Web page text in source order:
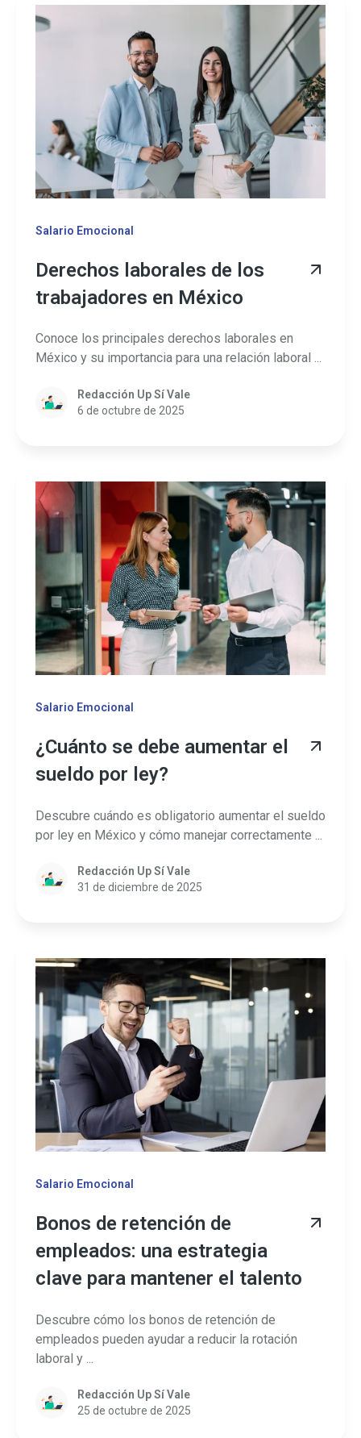
Salario Emocional
Derechos laborales de los
trabajadores en México
Conoce los principales derechos laborales en
México y su importancia para una relación laboral ...
Redacción Up Sí Vale
6 de octubre de 2025
Salario Emocional
¿Cuánto se debe aumentar el
sueldo por ley?
Descubre cuándo es obligatorio aumentar el sueldo
por ley en México y cómo manejar correctamente ...
Redacción Up Sí Vale
31 de diciembre de 2025
Salario Emocional
Bonos de retención de
empleados: una estrategia
clave para mantener el talento
Descubre cómo los bonos de retención de
empleados pueden ayudar a reducir la rotación
laboral y ...
Redacción Up Sí Vale
25 de octubre de 2025